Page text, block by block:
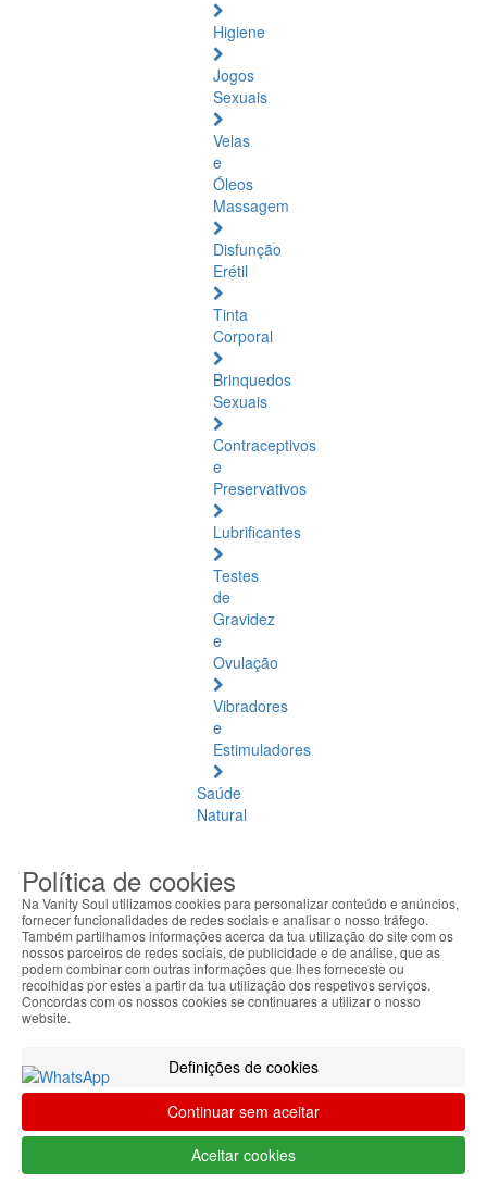
Higiene
Jogos
Sexuais
Velas
e
Óleos
Massagem
Disfunção
Erétil
Tinta
Corporal
Brinquedos
Sexuais
Contraceptivos
e
Preservativos
Lubrificantes
Testes
de
Gravidez
e
Ovulação
Vibradores
e
Estimuladores
Saúde
Natural
Natural
Ver
todos
Âmbar
Báltico
Músculos
Bem-
Estar
Quotidiano
Política de cookies
Na Vanity Soul utilizamos cookies para personalizar conteúdo e anúncios,
fornecer funcionalidades de redes sociais e analisar o nosso tráfego.
Também partilhamos informações acerca da tua utilização do site com os
nossos parceiros de redes sociais, de publicidade e de análise, que as
podem combinar com outras informações que lhes forneceste ou
recolhidas por estes a partir da tua utilização dos respetivos serviços.
Concordas com os nossos cookies se continuares a utilizar o nosso
website.
Definições de cookies
Continuar sem aceitar
Aceitar cookies